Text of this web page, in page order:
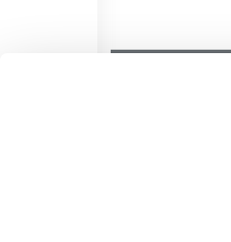
I contatti